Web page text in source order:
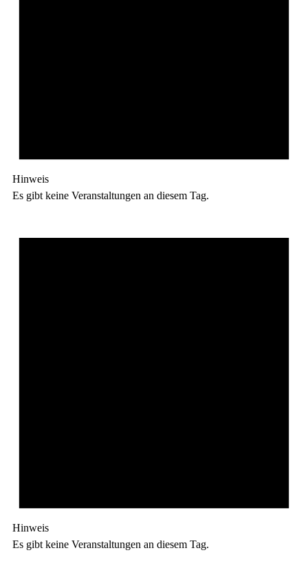
Hinweis
Es gibt keine Veranstaltungen an diesem Tag.
Hinweis
Es gibt keine Veranstaltungen an diesem Tag.